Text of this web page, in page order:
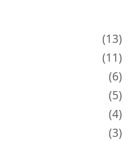
(13)
(11)
(6)
(5)
(4)
(3)